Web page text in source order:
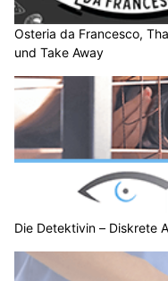
Osteria da Francesco,
und Take Away
Die Detektivin – Diskrete